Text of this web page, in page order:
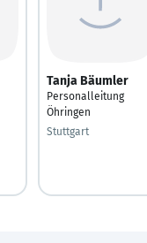
Tanja Bäumler
Personalleitung
Öhringen
Stuttgart